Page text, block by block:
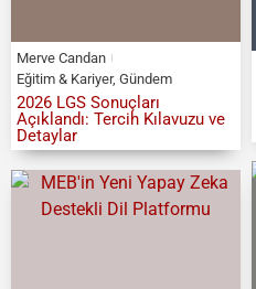
Merve Candan
Eğitim & Kariyer, Gündem
2026 LGS Sonuçları
Açıklandı: Tercih Kılavuzu ve
Detaylar